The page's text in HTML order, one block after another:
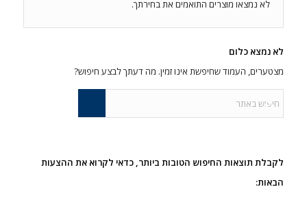
לא נמצאו מוצרים התואמים את בחירתך.
לא נמצא כלום
מצטערים, העמוד שחיפשת אינו זמין. מה דעתך לבצע חיפוש?
לקבלת תוצאות החיפוש הטובות ביותר, כדאי לקרוא את ההצעות
הבאות: